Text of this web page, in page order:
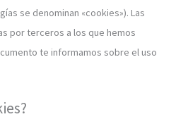
se denominan «cookies»). Las
por terceros a los que hemos
te informamos sobre el uso